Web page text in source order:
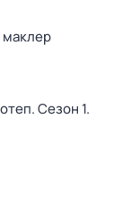
маклер
. Сезон 1.